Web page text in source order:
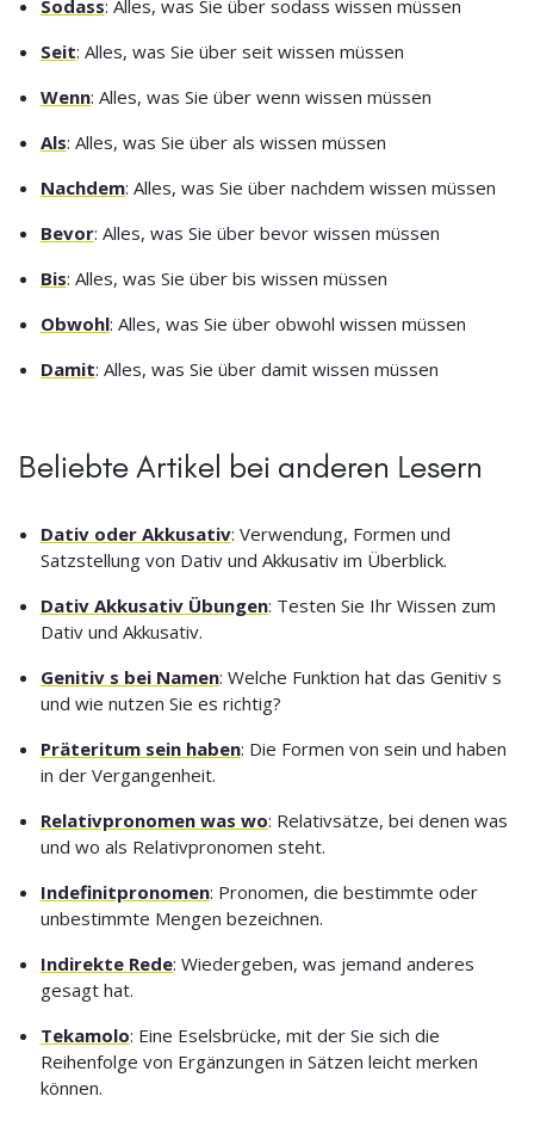
Sodass: Alles, was Sie über sodass wissen müssen
Seit: Alles, was Sie über seit wissen müssen
Wenn: Alles, was Sie über wenn wissen müssen
Als: Alles, was Sie über als wissen müssen
Nachdem: Alles, was Sie über nachdem wissen müssen
Bevor: Alles, was Sie über bevor wissen müssen
Bis: Alles, was Sie über bis wissen müssen
Obwohl: Alles, was Sie über obwohl wissen müssen
Damit: Alles, was Sie über damit wissen müssen
Beliebte Artikel bei anderen Lesern
Dativ oder Akkusativ: Verwendung, Formen und
Satzstellung von Dativ und Akkusativ im Überblick.
Dativ Akkusativ Übungen: Testen Sie Ihr Wissen zum
Dativ und Akkusativ.
Genitiv s bei Namen: Welche Funktion hat das Genitiv s
und wie nutzen Sie es richtig?
Präteritum sein haben: Die Formen von sein und haben
in der Vergangenheit.
Relativpronomen was wo: Relativsätze, bei denen was
und wo als Relativpronomen steht.
Indefinitpronomen: Pronomen, die bestimmte oder
unbestimmte Mengen bezeichnen.
Indirekte Rede: Wiedergeben, was jemand anderes
gesagt hat.
Tekamolo: Eine Eselsbrücke, mit der Sie sich die
Reihenfolge von Ergänzungen in Sätzen leicht merken
können.